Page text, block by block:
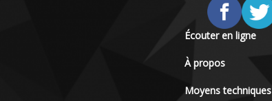
Écouter en ligne
À propos
Moyens techniques